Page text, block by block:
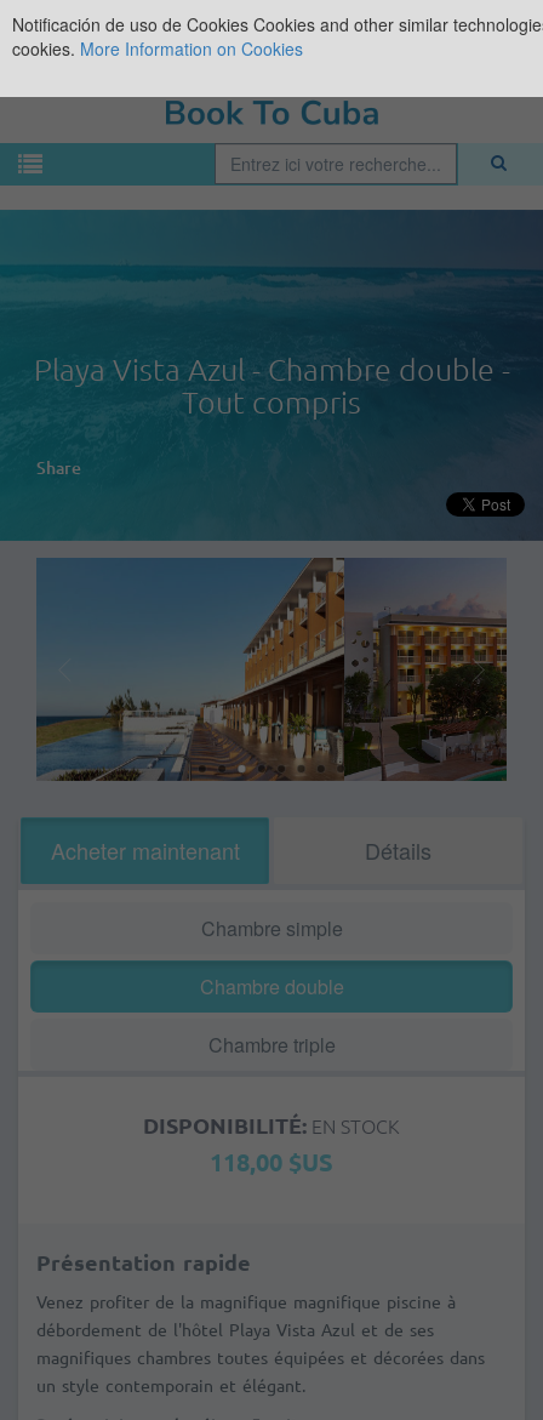
Playa Vista Azul - Chambre double -
Tout compris
Share
Acheter maintenant Détails
Chambre simple
Chambre double
Chambre triple
DISPONIBILITÉ: EN STOCK
118,00 $US
Présentation rapide
Venez profiter de la magnifique magnifique piscine à
débordement de l'hôtel Playa Vista Azul et de ses
magnifiques chambres toutes équipées et décorées dans
un style contemporain et élégant.
Notificación de uso de Cookies Cookies and other similar
cookies. More Information on Cookies